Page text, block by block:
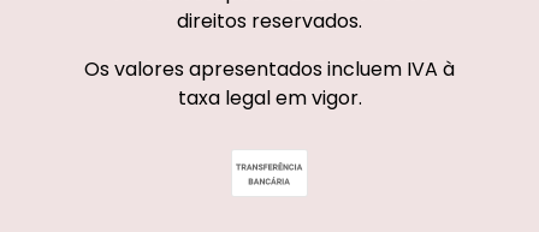
direitos reservados.
Os valores apresentados incluem IVA à
taxa legal em vigor.